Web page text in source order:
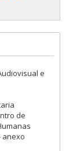
e
de
anexo